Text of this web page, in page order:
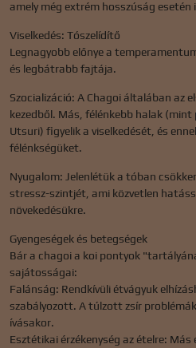
amely még extrém hosszúság esetén
Viselkedés: Tószelídítő
Legnagyobb előnye a
és legbátrabb fajtája.
Szocializáció: A Chagoi általában az
kezedből. Más, félénkebb halak (mint
Utsuri) figyelik a viselkedését, és
félénkségüket.
Nyugalom: Jelenlétük a tóban
stressz-szintjét, ami közvetlen
növekedésükre.
Gyengeségek és betegségek
Bár a chagoi a koi pontyok
sajátosságai:
Falánság: Rendkívüli étvágyuk
szabályozott. A túlzott zsír
ívásakor.
Esztétikai érzékenység az ételre: